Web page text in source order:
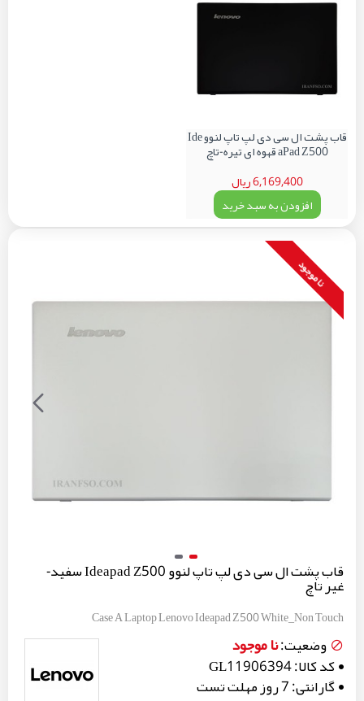
قاب پشت ال سی دی لپ تاپ لنوو Ide
aPad Z500 قهوه ای تیره-تاچ
6,169,400 ریال
افزودن به سبد خرید
نا موجود
قاب پشت ال سی دی لپ تاپ لنوو Ideapad Z500 سفید-
غیر تاچ
Case A Laptop Lenovo Ideapad Z500 White_Non Touch
وضعیت:نا موجود
کد کالا:GL11906394
گارانتی:7 روز مهلت تست